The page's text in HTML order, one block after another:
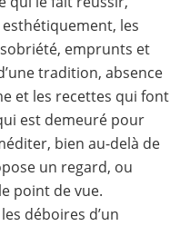
les
emprunts et
tradition, absence
et les recettes qui font
est demeuré pour
bien au-delà de
un regard, ou
point de vue.
déboires d’un